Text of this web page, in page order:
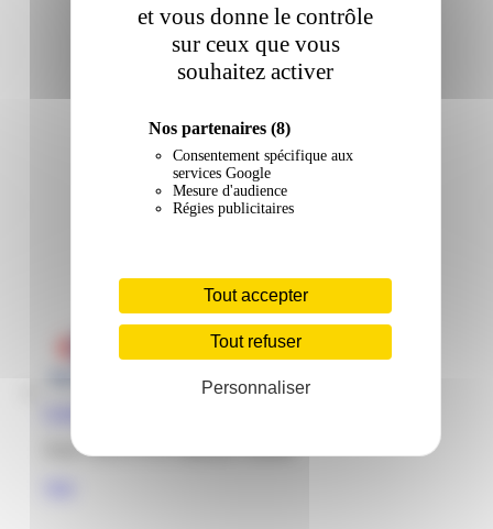
et vous donne le contrôle
sur ceux que vous
souhaitez activer
Nos partenaires (8)
Consentement spécifique aux
services Google
Mesure d'audience
Régies publicitaires
Tout accepter
Tout refuser
Personnaliser
Zone Terca 97351 Matoury Guyane